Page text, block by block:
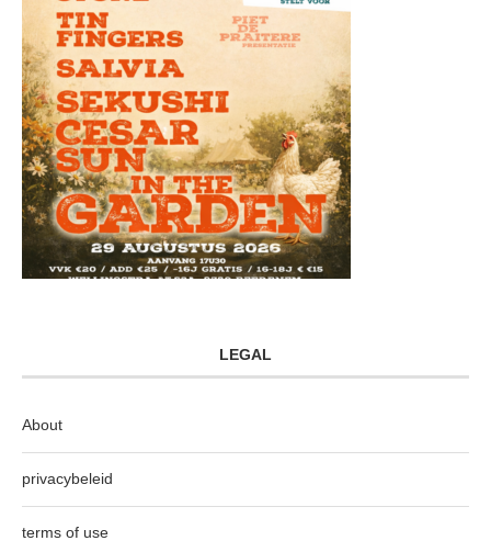
LEGAL
About
privacybeleid
terms of use